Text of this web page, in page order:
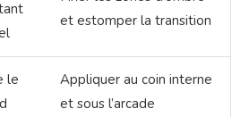
et estomper la transition
le
Appliquer au coin interne
et sous l’arcade